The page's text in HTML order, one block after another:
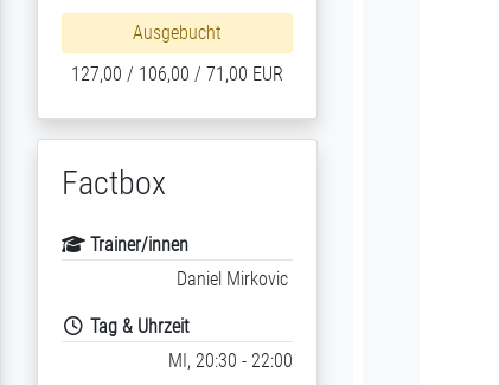
Ausgebucht
127,00 / 106,00 / 71,00 EUR
Factbox
Trainer/innen
Daniel Mirkovic
Tag & Uhrzeit
MI, 20:30 - 22:00